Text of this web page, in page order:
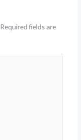
Required fields are